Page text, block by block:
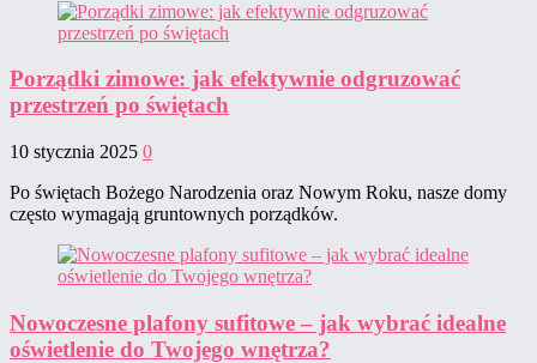
Porządki zimowe: jak efektywnie odgruzować
przestrzeń po świętach
10 stycznia 2025 0
Po świętach Bożego Narodzenia oraz Nowym Roku, nasze domy
często wymagają gruntownych porządków.
Nowoczesne plafony sufitowe – jak wybrać idealne
oświetlenie do Twojego wnętrza?